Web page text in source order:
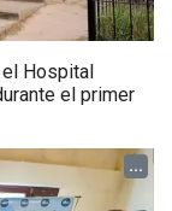
Hospital
el primer
...